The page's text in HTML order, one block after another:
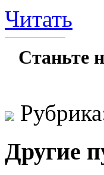
Читать
Станьте
Другие